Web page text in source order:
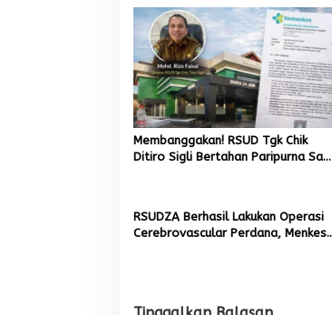
a
s
i
p
o
s
Membanggakan! RSUD Tgk Chik
Ditiro Sigli Bertahan Paripurna Saat
RSUDZA Berhasil Lakukan Operasi
Cerebrovascular Perdana, Menkes